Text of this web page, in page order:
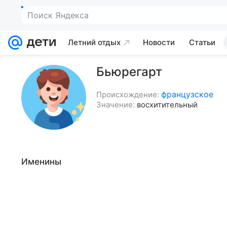
Поиск Яндекса
Летний отдых Новости Статьи
Бьюрегарт
Происхождение: французское
Значение: восхитительный
Именины